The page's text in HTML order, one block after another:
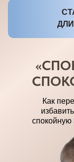
Как
спокойную